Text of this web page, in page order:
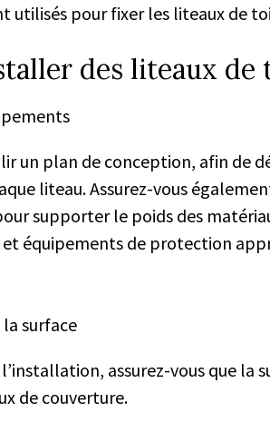
utilisés pour fixer les liteaux de
des liteaux de
un plan de conception, afin de
liteau. Assurez-vous
supporter le poids des
équipements de protection
surface
assurez-vous que la
de couverture.